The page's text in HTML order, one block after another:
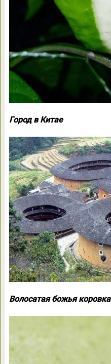
Город в Китае
Волосатая божья коровка